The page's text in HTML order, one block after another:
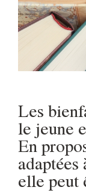
Les
le jeune
En
elle peut